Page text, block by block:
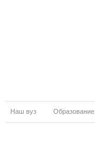
Наш вуз Образование